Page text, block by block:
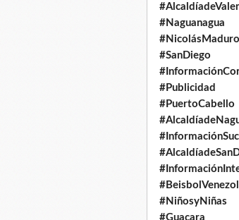
#Naguanagua
#NicolásMaduro
#SanDiego
#Publicidad
#PuertoCabello
#NiñosyNiñas
#Guacara